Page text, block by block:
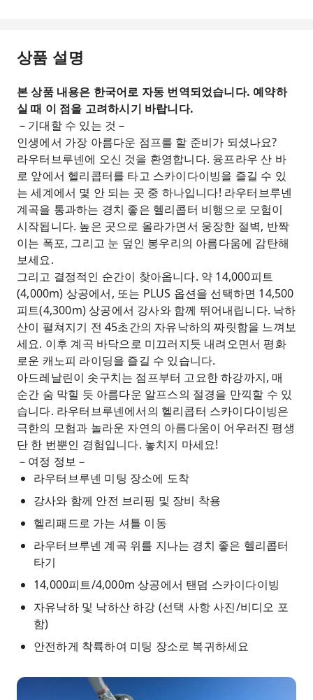
상품 설명
본 상품 내용은 한국어로 자동 번역되었습니다. 예약하
실 때 이 점을 고려하시기 바랍니다.
－기대할 수 있는 것－
인생에서 가장 아름다운 점프를 할 준비가 되셨나요?
라우터브루넨에 오신 것을 환영합니다. 융프라우 산 바
로 앞에서 헬리콥터를 타고 스카이다이빙을 즐길 수 있
는 세계에서 몇 안 되는 곳 중 하나입니다! 라우터브루넨
계곡을 통과하는 경치 좋은 헬리콥터 비행으로 모험이
시작됩니다. 높은 곳으로 올라가면서 웅장한 절벽, 반짝
이는 폭포, 그리고 눈 덮인 봉우리의 아름다움에 감탄해
보세요.
그리고 결정적인 순간이 찾아옵니다. 약 14,000피트
(4,000m) 상공에서, 또는 PLUS 옵션을 선택하면 14,500
피트(4,300m) 상공에서 강사와 함께 뛰어내립니다. 낙하
산이 펼쳐지기 전 45초간의 자유낙하의 짜릿함을 느껴보
세요. 이후 계곡 바닥으로 미끄러지듯 내려오면서 평화
로운 캐노피 라이딩을 즐길 수 있습니다.
아드레날린이 솟구치는 점프부터 고요한 하강까지, 매
순간 숨 막힐 듯 아름다운 알프스의 절경을 만끽할 수 있
습니다. 라우터브루넨에서의 헬리콥터 스카이다이빙은
극한의 모험과 놀라운 자연의 아름다움이 어우러진 평생
단 한 번뿐인 경험입니다. 놓치지 마세요!
－여정 정보－
라우터브루넨 미팅 장소에 도착
강사와 함께 안전 브리핑 및 장비 착용
헬리패드로 가는 셔틀 이동
라우터브루넨 계곡 위를 지나는 경치 좋은 헬리콥터
타기
14,000피트/4,000m 상공에서 탠덤 스카이다이빙
자유낙하 및 낙하산 하강 (선택 사항 사진/비디오 포
함)
안전하게 착륙하여 미팅 장소로 복귀하세요